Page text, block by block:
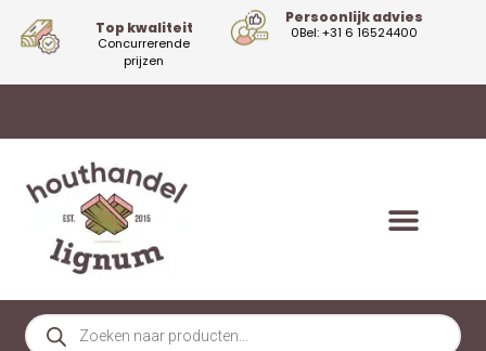
Top kwaliteit
Concurrerende
prijzen
Persoonlijk advies
0Bel: +31 6 16524400